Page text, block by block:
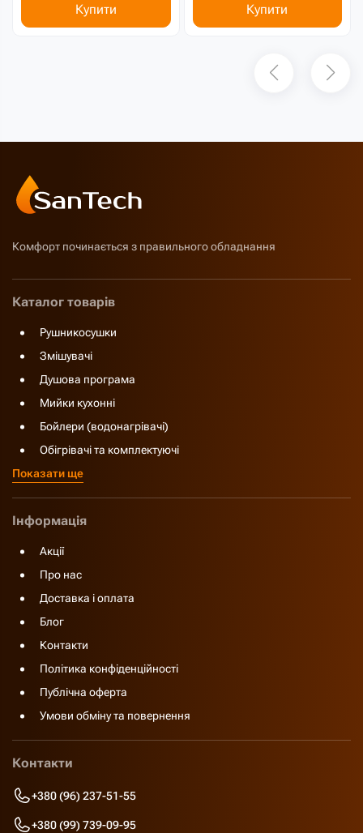
Купити
Купити
Комфорт починається з правильного обладнання
Каталог товарів
Рушникосушки
Змішувачі
Душова програма
Мийки кухонні
Бойлери (водонагрівачі)
Обігрівачі та комплектуючі
Показати ще
Інформація
Акції
Про нас
Доставка і оплата
Блог
Контакти
Політика конфіденційності
Публічна оферта
Умови обміну та повернення
Контакти
+380 (96) 237-51-55
+380 (99) 739-09-95